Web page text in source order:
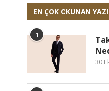
EN ÇOK OKUNAN
1
30